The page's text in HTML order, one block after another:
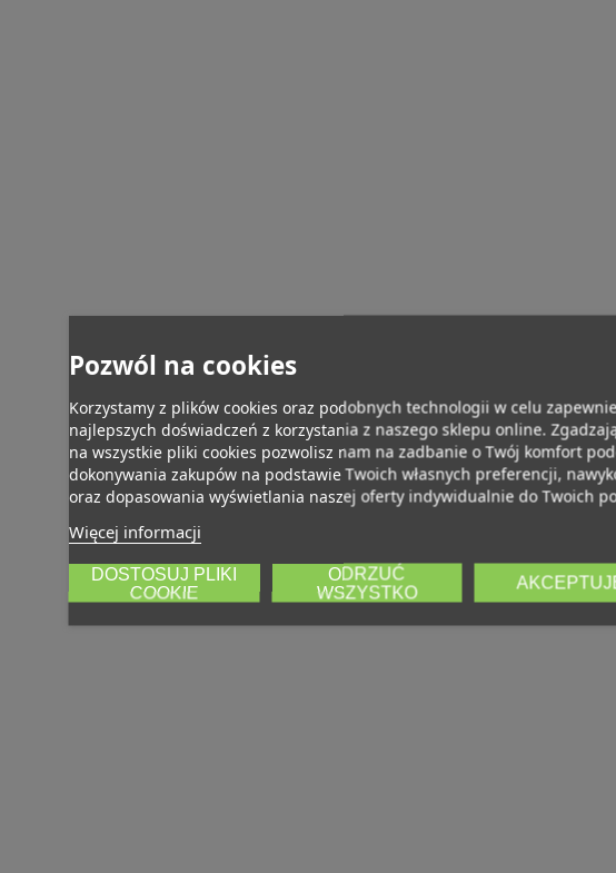
Pozwól na cookies
Korzystamy z plików cookies oraz podobnych technologii w celu
najlepszych doświadczeń z korzystania z naszego sklepu online.
na wszystkie pliki cookies pozwolisz nam na zadbanie o Twój komfort
dokonywania zakupów na podstawie Twoich własnych preferencji,
oraz dopasowania wyświetlania naszej oferty indywidualnie do Twoich
Więcej informacji
DOSTOSUJ PLIKI
COOKIE
ODRZUĆ
WSZYSTKO